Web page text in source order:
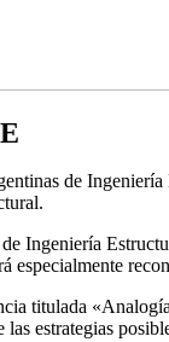
de
de Ingeniería
especialmente
titulada
estrategias